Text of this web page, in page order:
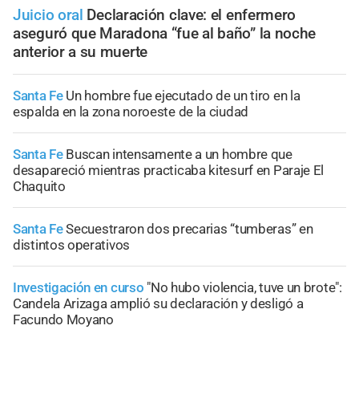
Juicio oral Declaración clave: el enfermero
aseguró que Maradona “fue al baño” la noche
anterior a su muerte
Santa Fe Un hombre fue ejecutado de un tiro en la
espalda en la zona noroeste de la ciudad
Santa Fe Buscan intensamente a un hombre que
desapareció mientras practicaba kitesurf en Paraje El
Chaquito
Santa FeSecuestraron dos precarias “tumberas” en
distintos operativos
Investigación en curso "No hubo violencia, tuve un brote":
Candela Arizaga amplió su declaración y desligó a
Facundo Moyano